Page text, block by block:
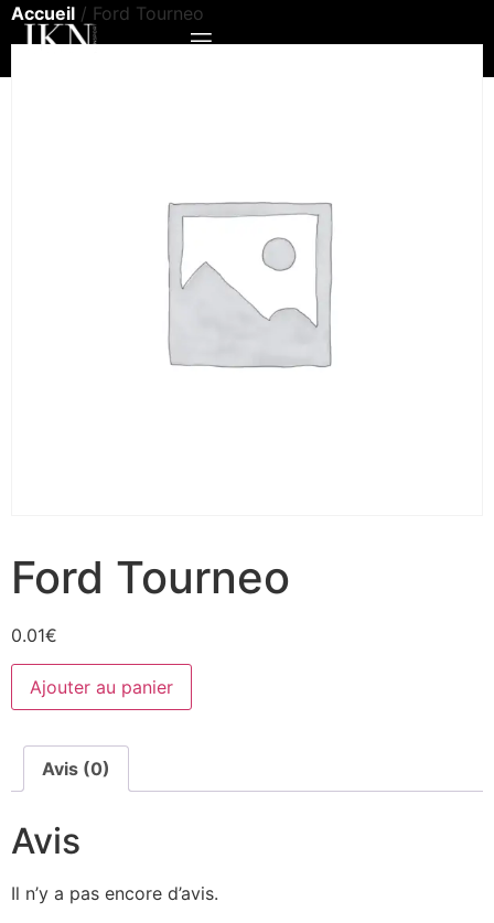
Accueil / Ford Tourneo
Ford Tourneo
0.01€
Ajouter au panier
Avis (0)
Avis
Il n’y a pas encore d’avis.